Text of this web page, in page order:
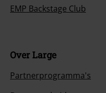
EMP Backstage Club
Over Large
Partnerprogramma's